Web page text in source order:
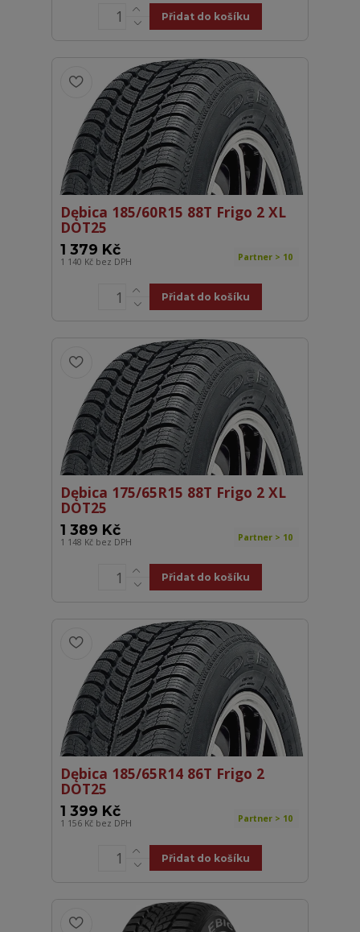
Přidat do košíku
Dębica 185/60R15 88T Frigo 2 XL
DOT25
1 379 Kč
1 140 Kč bez DPH Partner > 10
Přidat do košíku
Dębica 175/65R15 88T Frigo 2 XL
DOT25
1 389 Kč
1 148 Kč bez DPH Partner > 10
Přidat do košíku
Dębica 185/65R14 86T Frigo 2
DOT25
1 399 Kč
1 156 Kč bez DPH Partner > 10
Přidat do košíku